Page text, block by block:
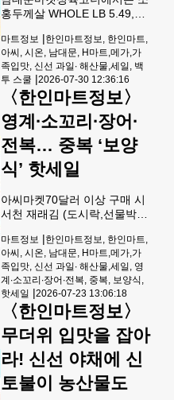
홍두께살 WHOLE LB 5.49,
FAMILY LB 1.99, 뼈없는 닭가
슴살 FAMILY LB 2.49, 통삼겹
살 WHOLE LB 3.99,돼지갈비
WHOLE LB 2.79에 판매된다.
해산물코너에서는 PETE'S 씨
푸드 클램 갈릭 버터 15OZ/PK
4.99, PETE'S 씨푸드 홍합 갈
릭 버터 15OZ/PK 4.99, 동태
전감 4/6 LB 2.99, 머리새우
20/30 LB 4.99, 오징어 몸통LB
킹피쉬 스테이
마트정보 |한인마트정보, 한인마트,
아씨, 시온, 남대문, H마트,메가,가
족입맛, 신선 과일∙ 해산물,세일, 백
투 스쿨 |2026-07-30 12:36:16
〈한인마트정보〉
영계∙소꼬리∙장어∙
전복… 중복 ‘보양
식’ 핫세일
아씨마켓70달러 이상 구매 시
서천 재래김 (도시락,선물박
검은콩 땅콩 호두아몬드 두유
20팩20X190ML 13.99, CJ햇
반 12X210G 11.99, 참조기
(150-200,BOX)EA 25.99, 배
추BOX/LIMIT1. 17.99에 제공
된다.과일코너에서는 골든키
위(BOX) EA 27.99, 한국참외
(BOX) EA 18.99, 사과선물세
트(BOX) EA 17.99,잎달린 머
카트만다린LB 2.79,야생포도
(그린) LB 2.79, 백도LB 3.29
마트정보 |한인마트정보, 한인마트,
아씨, 시온, 남대문, H마트,메가,가
족입맛, 신선 과일∙ 해산물,세일, 영
계∙소꼬리∙장어∙전복, 중복, 보양식,
핫세일 |2026-07-23 13:06:18
〈한인마트정보〉
무더위 입맛을 잡아
라! 신선 야채에 신
토불이 농산물도